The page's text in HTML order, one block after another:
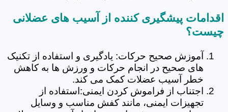
اقدامات پیشگیری کننده از آسیب های عضلانی
چیست؟
آموزش صحیح حرکات: یادگیری و استفاده از تکنیک
های صحیح در انجام حرکات و ورزش ها به کاهش
خطر آسیب عضلات کمک می کند.
اجتناب از فراموش کردن ایمنی:استفاده از
تجهیزات ایمنی، مانند کفش مناسب و وسایل